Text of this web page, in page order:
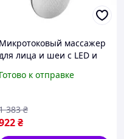
Микротоковый массажер
лица и шеи с LED и
и уменьшения морщин
Готово к отправке
₴
383 ₴